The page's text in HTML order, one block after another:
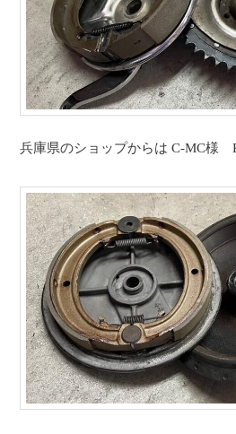
兵庫県のショップからは C-MC様